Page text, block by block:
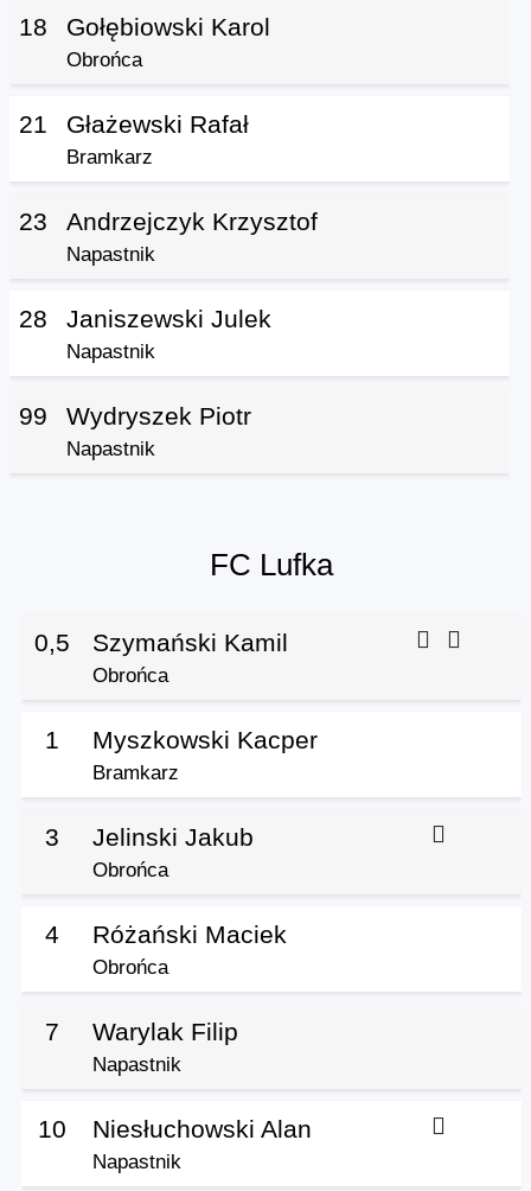
18 Gołębiowski Karol
Obrońca
21 Głażewski Rafał
Bramkarz
23 Andrzejczyk Krzysztof
Napastnik
28 Janiszewski Julek
Napastnik
99 Wydryszek Piotr
Napastnik
FC Lufka
0,5 Szymański Kamil
Obrońca
1 Myszkowski Kacper
Bramkarz
3 Jelinski Jakub
Obrońca
4 Różański Maciek
Obrońca
7 Warylak Filip
Napastnik
10 Niesłuchowski Alan
Napastnik